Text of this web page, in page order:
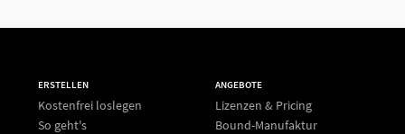
ERSTELLEN
Kostenfrei loslegen
So geht's
ANGEBOTE
Lizenzen & Pricing
Bound-Manufaktur